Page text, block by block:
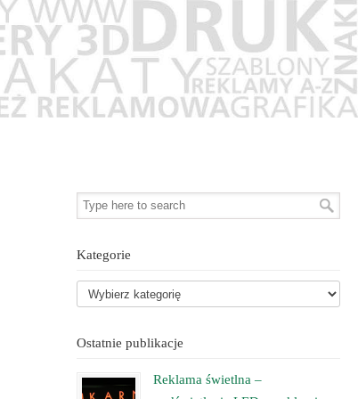
Kategorie
Ostatnie publikacje
Reklama świetlna –